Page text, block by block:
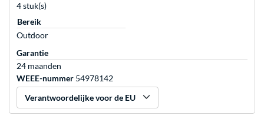
4 stuk(s)
Bereik
Outdoor
Garantie
24 maanden
WEEE-nummer 54978142
Verantwoordelijke voor de EU